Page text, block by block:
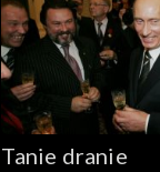
Tanie dranie